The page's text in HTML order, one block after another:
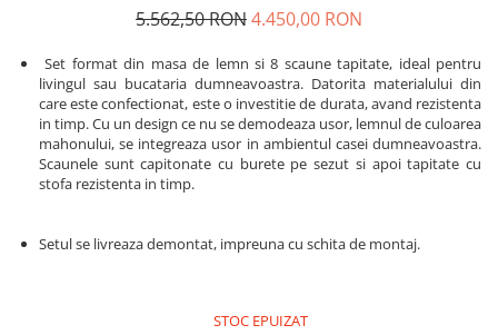
5.562,50 RON4.450,00 RON
Set format din masa de lemn si 8 scaune tapitate, ideal pentru
livingul sau bucataria dumneavoastra. Datorita materialului din
care este confectionat, este o investitie de durata, avand rezistenta
in timp. Cu un design ce nu se demodeaza usor, lemnul de culoarea
mahonului, se integreaza usor in ambientul casei dumneavoastra.
Scaunele sunt capitonate cu burete pe sezut si apoi tapitate cu
stofa rezistenta in timp.
Setul se livreaza demontat, impreuna cu schita de montaj.
STOC EPUIZAT